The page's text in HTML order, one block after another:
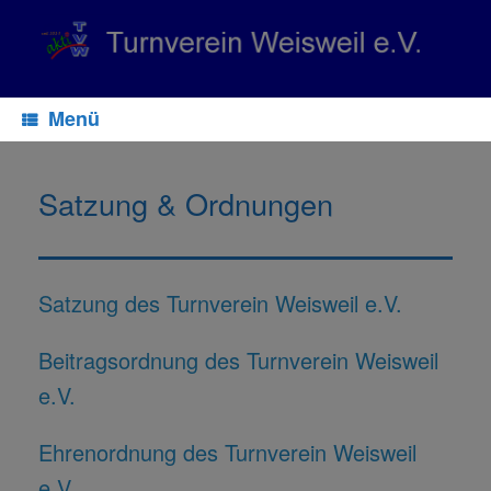
springen
Menü
Satzung & Ordnungen
Satzung des Turnverein Weisweil e.V.
Beitragsordnung des Turnverein Weisweil
e.V.
Ehrenordnung des Turnverein Weisweil